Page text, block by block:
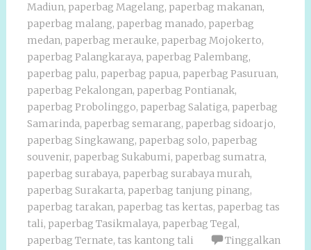
Madiun, paperbag Magelang, paperbag makanan,
paperbag malang, paperbag manado, paperbag
medan, paperbag merauke, paperbag Mojokerto,
paperbag Palangkaraya, paperbag Palembang,
paperbag palu, paperbag papua, paperbag Pasuruan,
paperbag Pekalongan, paperbag Pontianak,
paperbag Probolinggo, paperbag Salatiga, paperbag
Samarinda, paperbag semarang, paperbag sidoarjo,
paperbag Singkawang, paperbag solo, paperbag
souvenir, paperbag Sukabumi, paperbag sumatra,
paperbag surabaya, paperbag surabaya murah,
paperbag Surakarta, paperbag tanjung pinang,
paperbag tarakan, paperbag tas kertas, paperbag tas
tali, paperbag Tasikmalaya, paperbag Tegal,
paperbag Ternate, tas kantong tali
Tinggalkan